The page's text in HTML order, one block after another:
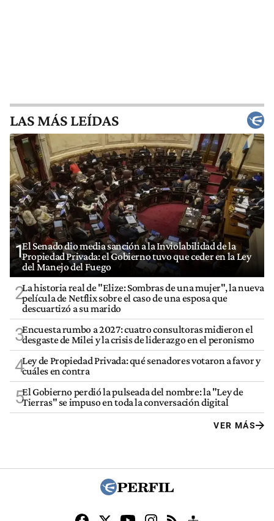
LAS MÁS LEÍDAS
1El Senado dio media sanción a la Inviolabilidad de la
Propiedad Privada: el Gobierno tuvo que ceder en la Ley
del Manejo del Fuego
2La historia real de "Elize: Sombras de una mujer", la nueva
película de Netflix sobre el caso de una esposa que
descuartizó a su marido
3Encuesta rumbo a 2027: cuatro consultoras midieron el
desgaste de Milei y la crisis de liderazgo en el peronismo
4Ley de Propiedad Privada: qué senadores votaron a favor y
cuáles en contra
5El Gobierno perdió la pulseada del nombre: la "Ley de
Tierras" se impuso en toda la conversación digital
VER MÁS